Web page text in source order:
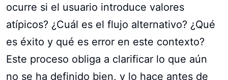
ocurre si el usuario introduce valores
atípicos? ¿Cuál es el flujo alternativo? ¿Qué
es éxito y qué es error en este contexto?
Este proceso obliga a clarificar lo que aún
no se ha definido bien, y lo hace antes de